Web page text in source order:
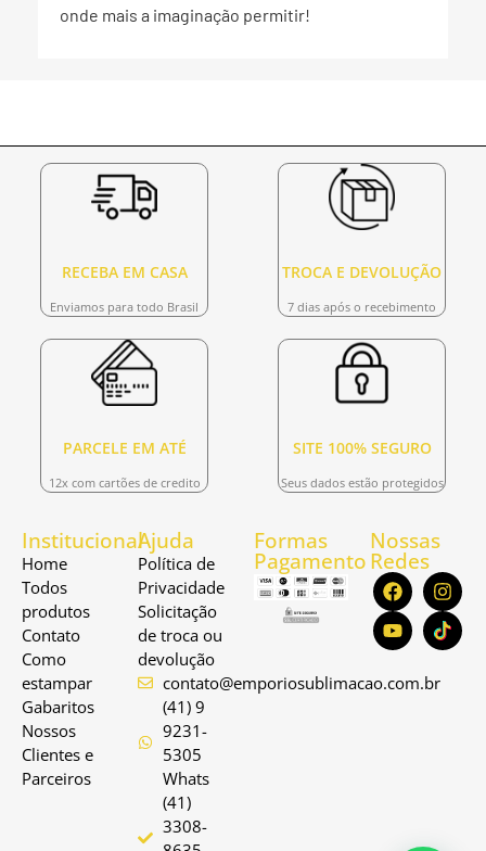
onde mais a imaginação permitir!
RECEBA EM CASA
Enviamos para todo Brasil
TROCA E DEVOLUÇÃO
7 dias após o recebimento
PARCELE EM ATÉ
12x com cartões de credito
SITE 100% SEGURO
Seus dados estão protegidos
Institucional
Home
Todos
produtos
Contato
Como
estampar
Gabaritos
Nossos
Clientes e
Parceiros
Ajuda
Política de
Privacidade
Solicitação
de troca ou
devolução
contato@emporiosublimacao.com.br
(41) 9
9231-
5305
Whats
(41)
3308-
Formas
Pagamento
Nossas
Redes